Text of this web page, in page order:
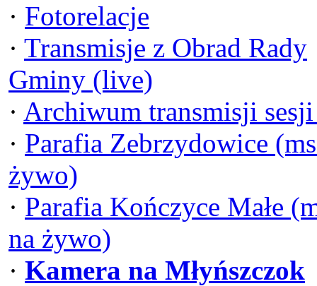
· Fotorelacje
· Transmisje z Obrad Rady
Gminy (live)
· Archiwum transmisji
· Parafia Zebrzydowice
żywo)
· Parafia Kończyce Małe
na żywo)
· Kamera na Młyńszczok